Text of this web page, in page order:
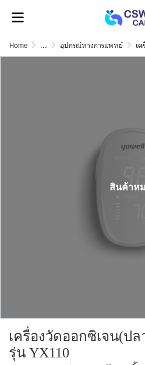
Home ... อุปกรณ์ทางการแพทย์ เค
สินค้าห
เครื่องวัดออกซิเจน(ป
รุ่น YX110